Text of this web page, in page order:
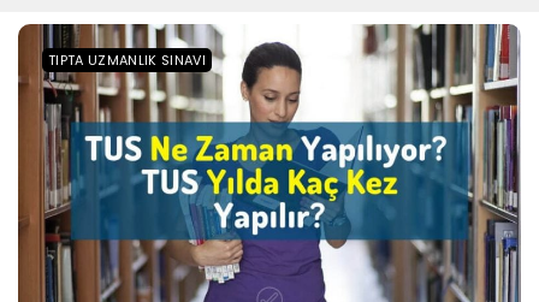
TIPTA UZMANLIK SINAVI